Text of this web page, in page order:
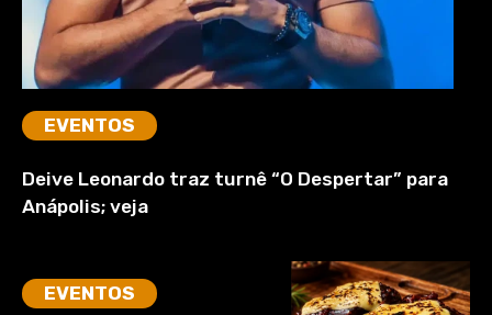
EVENTOS
Deive Leonardo traz turnê “O Despertar” para
Anápolis; veja
EVENTOS